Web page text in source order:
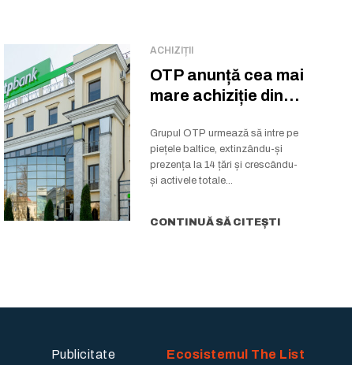
ACHIZIȚII
OTP anunță cea mai
mare achiziție din
Grupul OTP urmează să intre pe
piețele baltice, extinzându-și
prezența la 14 țări și crescându-
și activele totale...
CONTINUĂ SĂ CITEȘTI
Publicitate Ecosistemul The List